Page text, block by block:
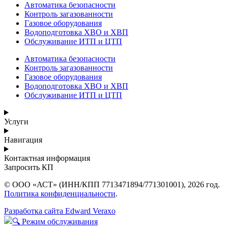
Автоматика безопасности
Контроль загазованности
Газовое оборудования
Водоподготовка ХВО и ХВП
Обслуживание ИТП и ЦТП
Автоматика безопасности
Контроль загазованности
Газовое оборудования
Водоподготовка ХВО и ХВП
Обслуживание ИТП и ЦТП
Услуги
Навигация
Контактная информация
Запросить КП
© ООО «АСТ» (ИНН/КПП 7713471894/771301001), 2026 год.
Политика конфиденциальности.
Разработка сайта Edward Veraxo